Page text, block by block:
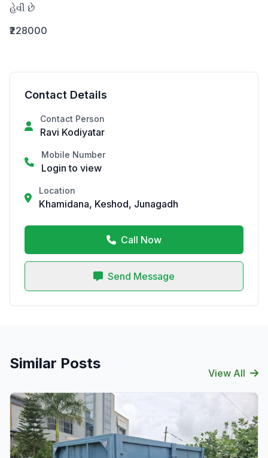
હેવી છે
₹228000
Contact Details
Contact Person
Ravi Kodiyatar
Mobile Number
Login to view
Location
Khamidana, Keshod, Junagadh
Call Now
Send Message
Similar Posts
View All
Verified